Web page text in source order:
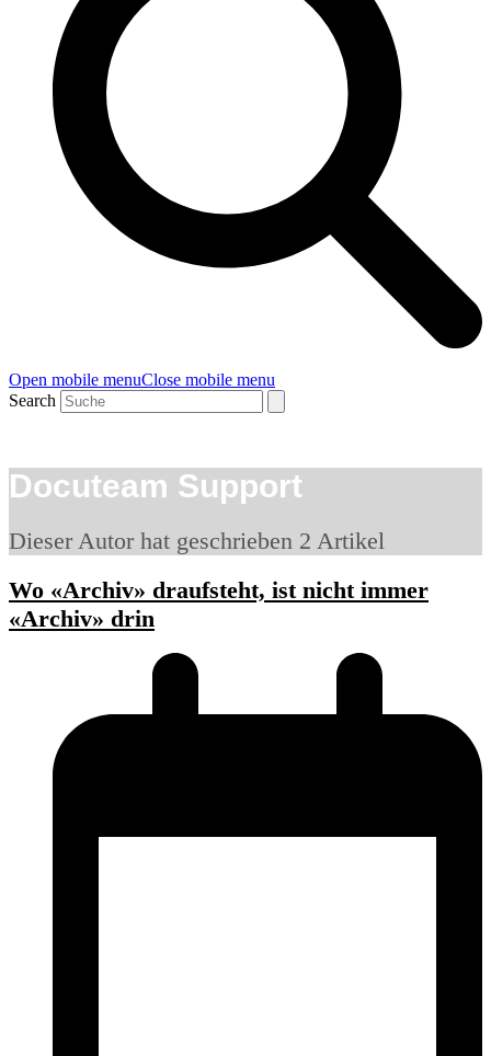
Open mobile menuClose mobile menu
Search
Docuteam Support
Dieser Autor hat geschrieben 2 Artikel
Wo «Archiv» draufsteht, ist nicht immer
«Archiv» drin